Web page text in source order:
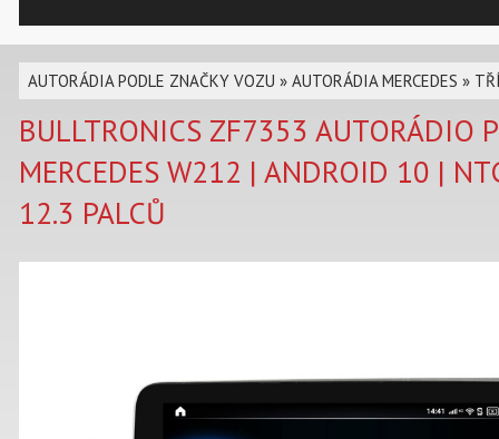
AUTORÁDIA PODLE ZNAČKY VOZU » AUTORÁDIA MERCEDES »
BULLTRONICS ZF7353 AUTORÁDIO
MERCEDES W212 | ANDROID 10 |
12.3 PALCŮ